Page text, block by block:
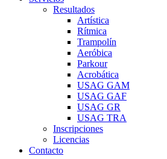
Resultados
Artística
Rítmica
Trampolín
Aeróbica
Parkour
Acrobática
USAG GAM
USAG GAF
USAG GR
USAG TRA
Inscripciones
Licencias
Contacto